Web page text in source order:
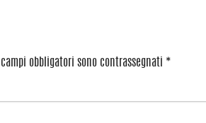
I campi obbligatori sono contrassegnati *